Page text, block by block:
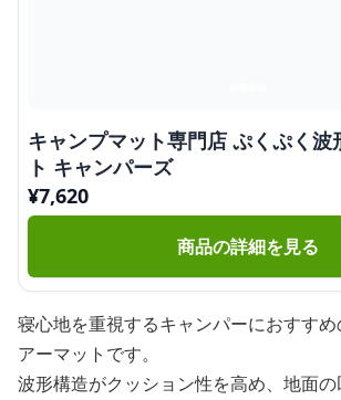
キャンプマット専門店 ぷくぷく波
ト キャンパーズ
¥7,620
商品の詳細を見る
寝心地を重視するキャンパーにおすす
アーマットです。
波形構造がクッション性を高め、地面